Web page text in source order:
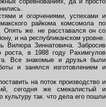
и огорчениями, успехами и
райкома комсомола по
Опять же. не расставался он со
и на республиканском уровне.
Вилюра Зиннатовича. Забросив
роста, в 1988 году Рахимгулов
Все знакомые и друзья были
и занялся изготовлением и
на поток производство и
сегодня же смекалистый и
культуру так. что дела его пошли